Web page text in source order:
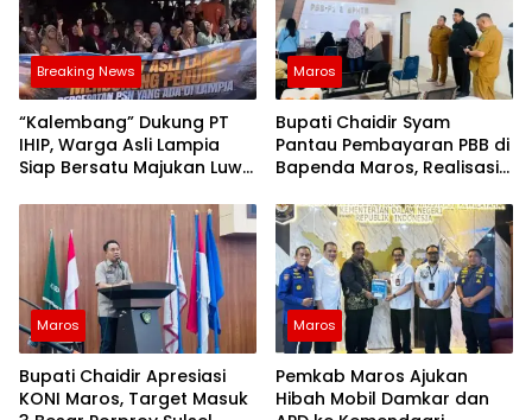
Breaking News
“Kalembang” Dukung PT
IHIP, Warga Asli Lampia
Siap Bersatu Majukan Luwu
Maros
Bupati Chaidir Syam
Pantau Pembayaran PBB di
Bapenda Maros, Realisasi
Maros
Bupati Chaidir Apresiasi
KONI Maros, Target Masuk
Maros
Pemkab Maros Ajukan
Hibah Mobil Damkar dan